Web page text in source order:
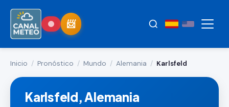
Inicio / Pronóstico / Mundo / Alemania / Karlsfeld
Karlsfeld, Alemania